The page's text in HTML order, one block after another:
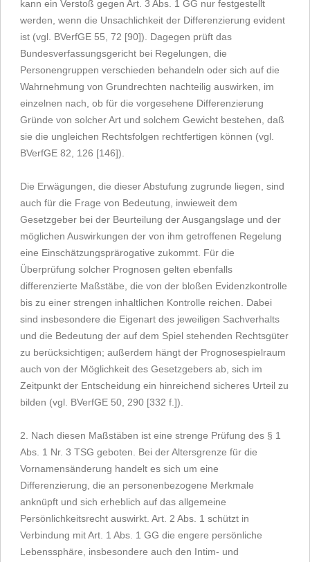
kann ein Verstoß gegen Art. 3 Abs. 1 GG nur festgestellt
werden, wenn die Unsachlichkeit der Differenzierung evident
ist (vgl. BVerfGE 55, 72 [90]). Dagegen prüft das
Bundesverfassungsgericht bei Regelungen, die
Personengruppen verschieden behandeln oder sich auf die
Wahrnehmung von Grundrechten nachteilig auswirken, im
einzelnen nach, ob für die vorgesehene Differenzierung
Gründe von solcher Art und solchem Gewicht bestehen, daß
sie die ungleichen Rechtsfolgen rechtfertigen können (vgl.
BVerfGE 82, 126 [146]).
Die Erwägungen, die dieser Abstufung zugrunde liegen, sind
auch für die Frage von Bedeutung, inwieweit dem
Gesetzgeber bei der Beurteilung der Ausgangslage und der
möglichen Auswirkungen der von ihm getroffenen Regelung
eine Einschätzungsprärogative zukommt. Für die
Überprüfung solcher Prognosen gelten ebenfalls
differenzierte Maßstäbe, die von der bloßen Evidenzkontrolle
bis zu einer strengen inhaltlichen Kontrolle reichen. Dabei
sind insbesondere die Eigenart des jeweiligen Sachverhalts
und die Bedeutung der auf dem Spiel stehenden Rechtsgüter
zu berücksichtigen; außerdem hängt der Prognosespielraum
auch von der Möglichkeit des Gesetzgebers ab, sich im
Zeitpunkt der Entscheidung ein hinreichend sicheres Urteil zu
bilden (vgl. BVerfGE 50, 290 [332 f.]).
2. Nach diesen Maßstäben ist eine strenge Prüfung des § 1
Abs. 1 Nr. 3 TSG geboten. Bei der Altersgrenze für die
Vornamensänderung handelt es sich um eine
Differenzierung, die an personenbezogene Merkmale
anknüpft und sich erheblich auf das allgemeine
Persönlichkeitsrecht auswirkt. Art. 2 Abs. 1 schützt in
Verbindung mit Art. 1 Abs. 1 GG die engere persönliche
Lebenssphäre, insbesondere auch den Intim- und